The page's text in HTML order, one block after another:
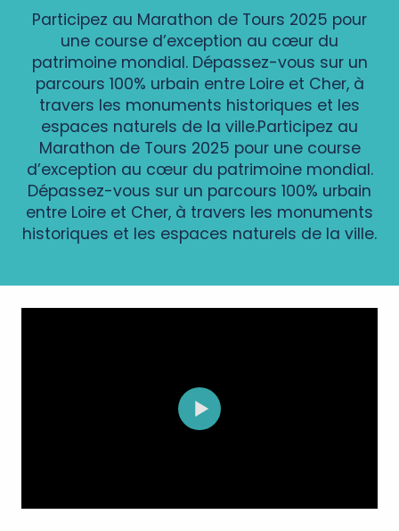
Participez au Marathon de Tours 2025 pour
une course d’exception au cœur du
patrimoine mondial. Dépassez-vous sur un
parcours 100% urbain entre Loire et Cher, à
travers les monuments historiques et les
espaces naturels de la ville.Participez au
Marathon de Tours 2025 pour une course
d’exception au cœur du patrimoine mondial.
Dépassez-vous sur un parcours 100% urbain
entre Loire et Cher, à travers les monuments
historiques et les espaces naturels de la ville.